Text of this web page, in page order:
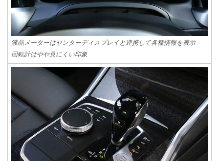
液晶メーターはセンターディスプレイと連携して各種情報を表示
回転計はやや見にくい印象